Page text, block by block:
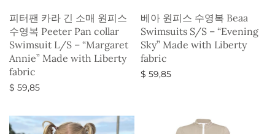
피터팬 카라 긴 소매 원피스
수영복 Peeter Pan collar
Swimsuit L/S – “Margaret
Annie” Made with Liberty
fabric
$ 59,85
베아 원피스 수영복 Beaa
Swimsuits S/S – “Evening
Sky” Made with Liberty
fabric
$ 59,85